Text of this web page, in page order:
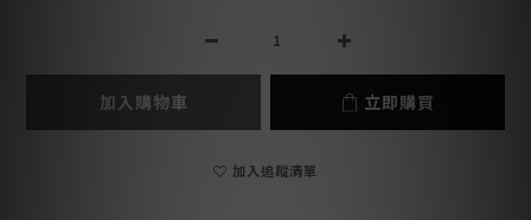
加入購物車 立即購買
加入追蹤清單